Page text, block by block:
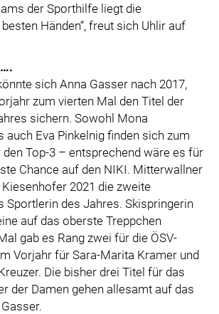
der Sporthilfe liegt die
Händen“, freut sich Uhlir auf
sich Anna Gasser nach 2017,
zum vierten Mal den Titel der
sichern. Sowohl Mona
auch Eva Pinkelnig finden sich zum
Top-3 – entsprechend wäre es für
Chance auf den NIKI. Mitterwallner
2021 die zweite
Sportlerin des Jahres. Skispringerin
auf das oberste Treppchen
gab es Rang zwei für die ÖSV-
Vorjahr für Sara-Marita Kramer und
Die bisher drei Titel für das
der Damen gehen allesamt auf das